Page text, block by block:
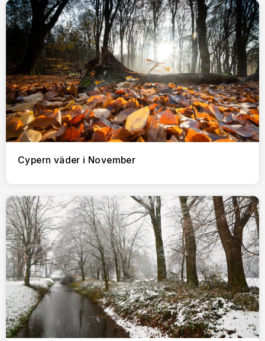
Cypern väder i November